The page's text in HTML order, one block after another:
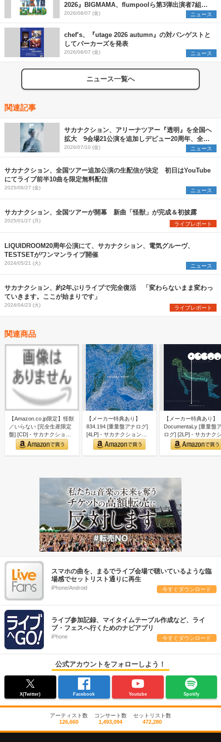
2026』BIGMAMA、flumpoolら第3弾出演者7組を
発表 ワークショップ・アート出展者を募集
2026/08/07 (金) ニュース
chef’s、『utage 2026 autumn』の対バンゲストと
してパーカーズを発表
2026/08/07 (金) ニュース
ニュース一覧へ
関連記事
サカナクション、アリーナツアー『透明』を全国へ
拡大 9会場21公演を追加しデビュー20周年、全31
公演のツアーに
2026/07/10 (金) ニュース
サカナクション、全国ツアー追加公演の生配信が決定 初日はYouTube
にてライブ前半10曲を限定無料配信
2025/06/27 (金) ニュース
サカナクション、全国ツアーが開幕 新曲「怪獣」が完成＆初披露
2025/01/27 (月) ライブレポート
LIQUIDROOM20周年公演にて、サカナクション、電気グルーヴ、
TESTSETがワンマンライブ開催
2024/05/21 (火) ニュース
サカナクション、約2年ぶりライブで完全復活 「変わらないまま変わっ
ていきます。ここが始まりです」
2024/04/23 (火) ライブレポート
関連商品
【Amazon.co.jp限定】怪獣
／いらない [完全生産限定
盤] [CD] - サカナクション
（…
【メーカー特典あり】
834.194 [重量盤アナログ]
[4LP] - サカナクション
（メーカー…
【メーカー特典あり】
DocumentaLy [重量盤
ログ] [2LP] - サカナク
ン （…
スマホの曲を、まるでライブ会場で聴いているような臨
場感でセットリスト通りに再生
iPhone/Android 今すぐダウンロード
ライブ参加記録、マイタイムテーブル作成など、ライ
ブ・フェスへ行くためのナビアプリ
iPhone 今すぐダウンロード
公式アカウントをフォローしよう！
X(Twitter) Facebook Youtube Spotify
アーティスト数
126,660
コンサート数
1,493,094
セットリスト数
472,280